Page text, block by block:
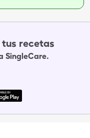
tus recetas
SingleCare.